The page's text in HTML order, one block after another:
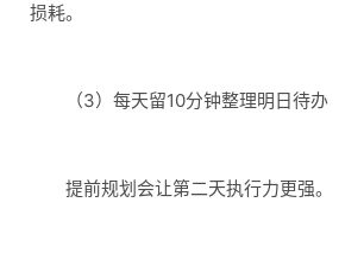
损耗。
（3）每天留10分钟整理明日待办
提前规划会让第二天执行力更强。